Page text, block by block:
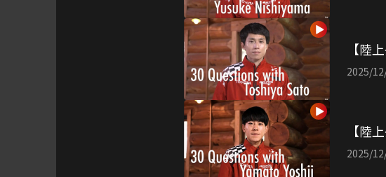
【陸
2025/
【陸
2025/